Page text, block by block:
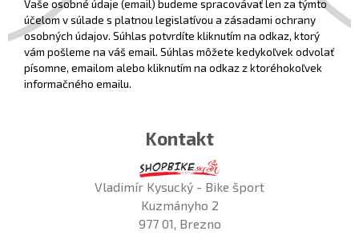
Vaše osobné údaje (email) budeme spracovávať len za týmto
účelom v súlade s platnou legislatívou a zásadami ochrany
osobných údajov. Súhlas potvrdíte kliknutím na odkaz, ktorý
vám pošleme na váš email. Súhlas môžete kedykoľvek odvolať
písomne, emailom alebo kliknutím na odkaz z ktoréhokoľvek
informačného emailu.
Kontakt
Vladimír Kysucký - Bike šport
Kuzmányho 2
977 01, Brezno